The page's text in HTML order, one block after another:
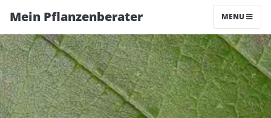
Mein Pflanzenberater MENU